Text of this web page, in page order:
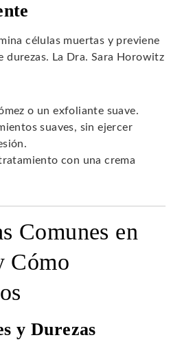
células muertas y previene
durezas. La Dra. Sara Horowitz
o un exfoliante suave.
suaves, sin ejercer
con una crema
Comunes en
Cómo
y Durezas